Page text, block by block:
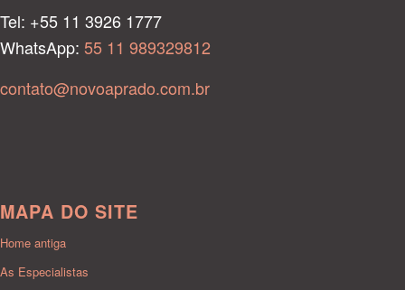
Tel: +55 11 3926 1777
WhatsApp: 55 11 989329812
contato@novoaprado.com.br
MAPA DO SITE
Home antiga
As Especialistas